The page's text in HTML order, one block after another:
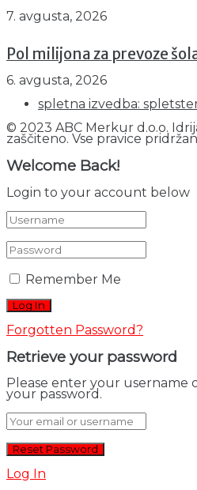
7. avgusta, 2026
Pol milijona za prevoze
6. avgusta, 2026
spletna izvedba:
© 2023 ABC Merkur d.o.o.
zaščiteno. Vse pravice
Welcome Back!
Login to your account below
Remember Me
Forgotten Password?
Retrieve your password
Please enter your username
your password.
Log In